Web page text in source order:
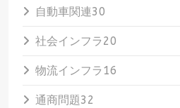
自動車関連30
社会インフラ20
物流インフラ16
通商問題32